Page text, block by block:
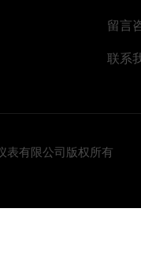
留言
联系
表有限公司版权所有